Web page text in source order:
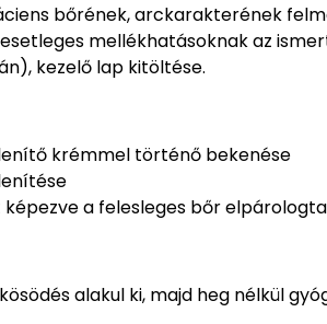
bőrének, arckarakterének
mellékhatásoknak az
kezelő lap kitöltése.
krémmel történő bekenése
a felesleges bőr
alakul ki, majd heg nélkül